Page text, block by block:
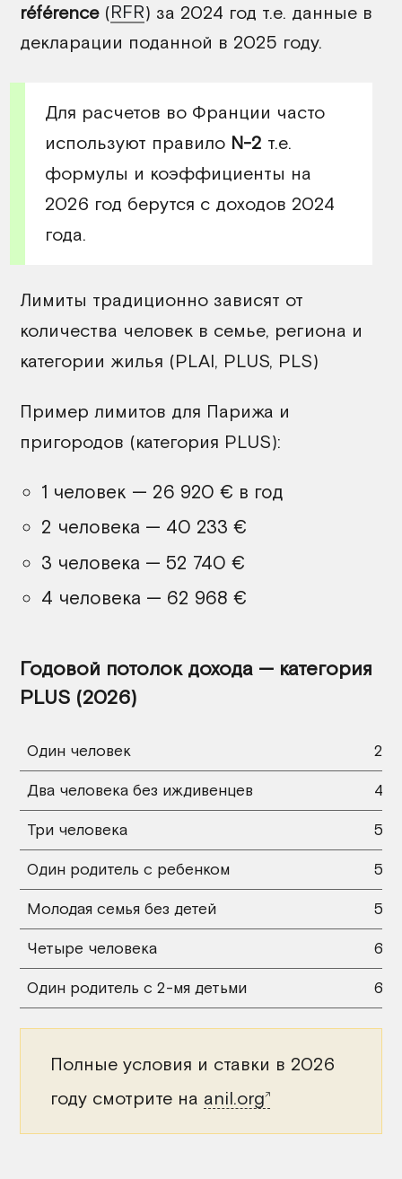
référence(RFR) за 2024 год т.е. данные в
декларации поданной в 2025 году.
Для расчетов во Франции часто
используют правило N-2 т.е.
формулы и коэффициенты на
2026 год берутся с доходов 2024
года.
Лимиты традиционно зависят от
количества человек в семье, региона и
категории жилья (PLAI, PLUS, PLS)
Пример лимитов для Парижа и
пригородов (категория PLUS):
1 человек — 26 920 € в год
2 человека — 40 233 €
3 человека — 52 740 €
4 человека — 62 968 €
Годовой потолок дохода — категория
PLUS (2026)
Один человек 26
Два человека без иждивенцев 40
Три человека 52
Один родитель с ребенком 52
Молодая семья без детей 52
Четыре человека 62
Один родитель с 2-мя детьми 62
Полные условия и ставки в 2026
году смотрите на anil.org